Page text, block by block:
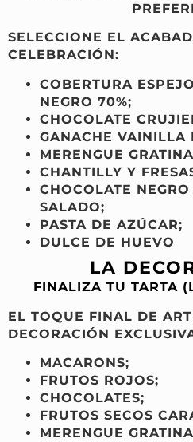
SELECCIONE EL
CELEBRACIÓN:
COBERTURA
NEGRO 70%;
CHOCOLATE
GANACHE VAINILLA
MERENGUE
CHANTILLY Y
CHOCOLATE
SALADO;
PASTA DE AZÚCAR;
DULCE DE HUEVO
LA
FINALIZA TU TARTA
EL TOQUE FINAL DE
DECORACIÓN
MACARONS;
FRUTOS ROJOS;
CHOCOLATES;
FRUTOS SECOS
MERENGUE